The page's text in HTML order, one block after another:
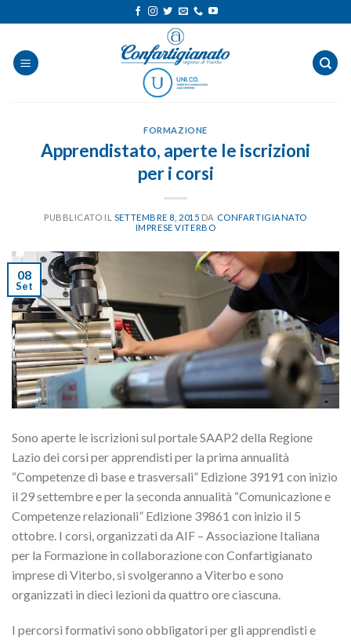
ai
contenuti
FORMAZIONE
Apprendistato, aperte le iscrizioni
per i corsi
PUBBLICATO IL SETTEMBRE 8, 2015 DA CONFARTIGIANATO
IMPRESE VITERBO
08
Set
Sono aperte le iscrizioni sul portale SAAP2 della Regione
Lazio dei corsi per apprendisti per la prima annualità
“Competenze di base e trasversali” Edizione 39191 con inizio
il 29 settembre e per la seconda annualità “Comunicazione e
Competenze relazionali” Edizione 39861 con inizio il 5
ottobre. I corsi, organizzati da AIF – Associazione Italiana
per la Formazione in collaborazione con Confartigianato
imprese di Viterbo, si svolgeranno a Viterbo e sono
organizzati in dieci lezioni da quattro ore ciascuna.
I percorsi formativi sono obbligatori per gli apprendisti e